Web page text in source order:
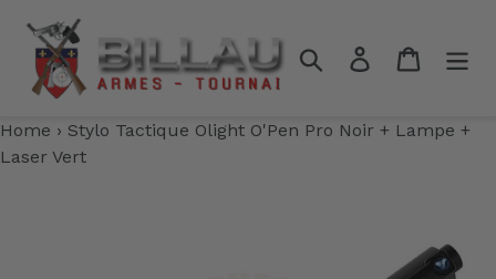
contenu
RechercherSe connecter
Panier
Home › Stylo Tactique Olight O'Pen Pro Noir + Lampe +
Laser Vert